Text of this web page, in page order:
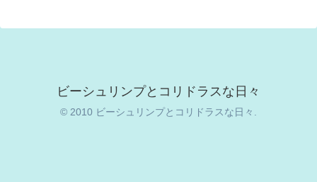
ビーシュリンプとコリドラスな日々
© 2010 ビーシュリンプとコリドラスな日々.